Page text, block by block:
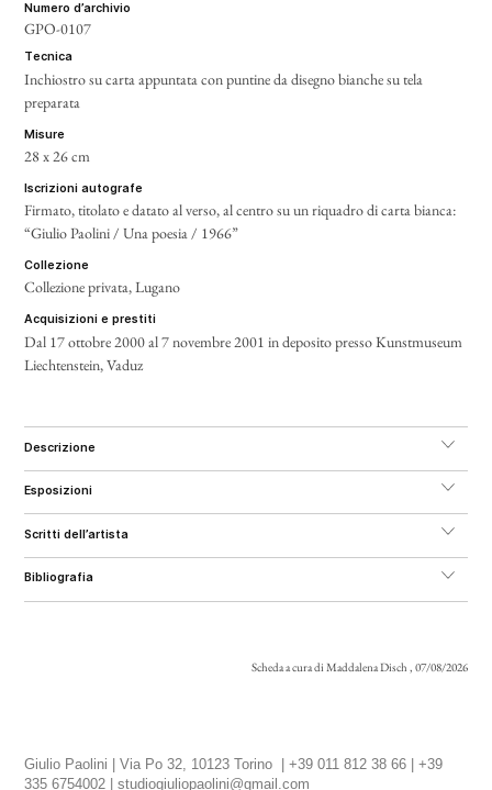
numero d’archivio
GPO-0107
tecnica
Inchiostro su carta appuntata con puntine da disegno bianche su tela
preparata
misure
28 x 26 cm
iscrizioni autografe
Firmato, titolato e datato al verso, al centro su un riquadro di carta bianca:
“Giulio Paolini / Una poesia / 1966”
collezione
Collezione privata, Lugano
acquisizioni e prestiti
Dal 17 ottobre 2000 al 7 novembre 2001 in deposito presso Kunstmuseum
Liechtenstein, Vaduz
descrizione
esposizioni
scritti dell’artista
bibliografia
Scheda a cura di Maddalena Disch , 07/08/2026
Giulio Paolini | Via Po 32, 10123 Torino | +39 011 812 38 66 | +39
335 6754002 |studiogiuliopaolini@gmail.com